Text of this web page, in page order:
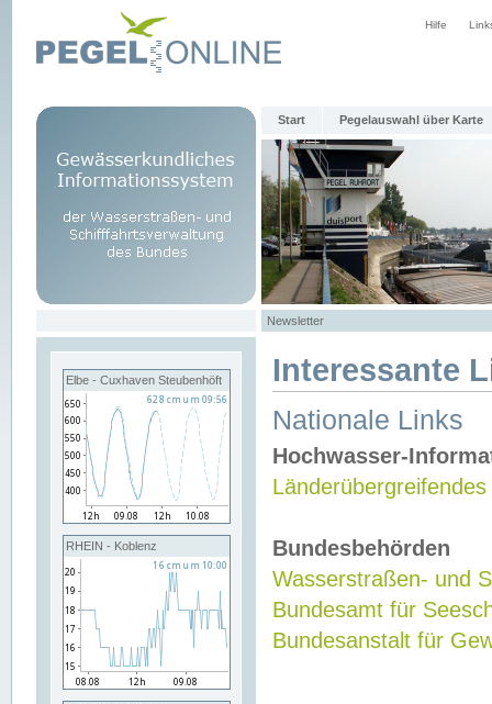
Hilfe
Start Pegelauswahl über Karte
Newsletter
Elbe - Cuxhaven Steubenhöft
RHEIN - Koblenz
Interessante
Nationale Links
Hochwasser-
Bundesbehörden
Wasserstraßen- und
Bundesamt für
Bundesanstalt für